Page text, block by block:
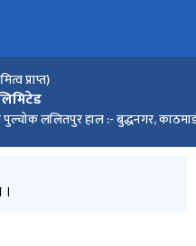
प्राप्त)
पुल्चोक ललितपुर हाल :- बुद्धनगर,
योजना कार्यालय नवलपरासी